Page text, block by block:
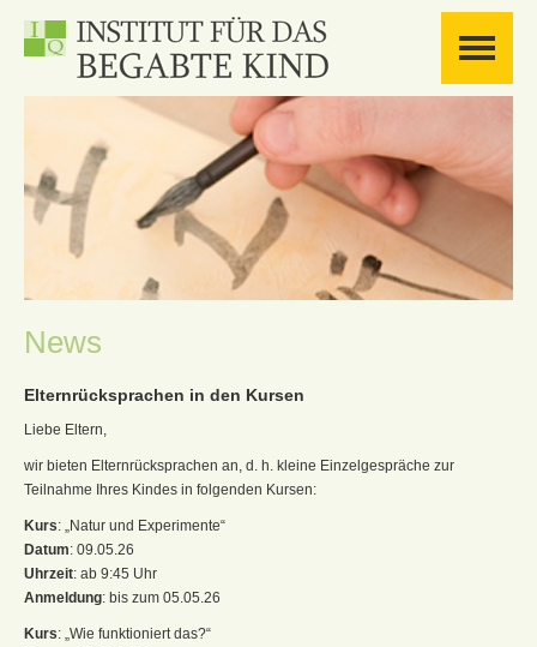
News
Elternrücksprachen in den Kursen
Liebe Eltern,
wir bieten Elternrücksprachen an, d. h. kleine Einzelgespräche zur
Teilnahme Ihres Kindes in folgenden Kursen:
Kurs: „Natur und Experimente“
Datum: 09.05.26
Uhrzeit: ab 9:45 Uhr
Anmeldung: bis zum 05.05.26
Kurs: „Wie funktioniert das?“